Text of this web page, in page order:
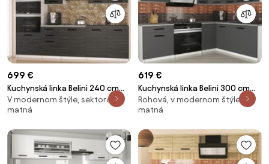
699 €
Kuchynská linka Belini 240 cm
eben kráľovský s pracovnou
doskou Paula2 TOR
V modernom štýle, sektorová,
matná
619 €
Kuchynská linka Belini 300 cm
šedý mat s pracovnou doskou
Armin2 TOR
Rohová, v modernom štýle,
matná